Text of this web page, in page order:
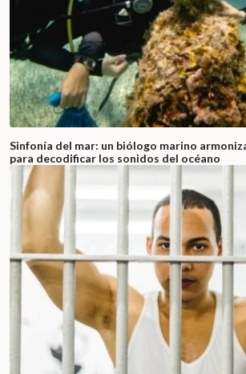
Sinfonía del mar: un biólogo marino
para decodificar los sonidos del océano